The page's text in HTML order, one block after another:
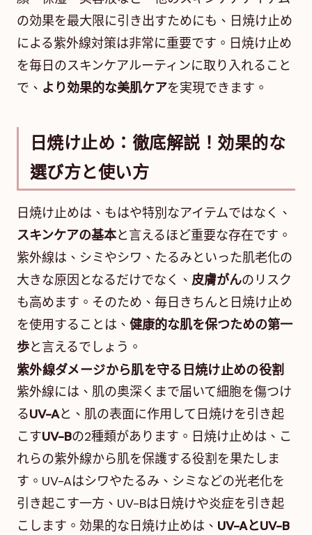
の効果を最大限に引き出すためにも、日焼け止め
による紫外線対策は非常に重要です。日焼け止め
を毎日のスキンケアルーティンに取り入れること
で、 より効果的な美肌ケアを実現できます。
日焼け止め：徹底解説！効果的な
選び方と使い方
日焼け止めは、もはや特別なアイテムではなく、
スキンケアの基本と言えるほど重要な存在です。
紫外線は、シミやシワ、たるみといった肌老化の
大きな原因となるだけでなく、 皮膚がんのリスク
も高めます。そのため、毎日きちんと日焼け止め
を使用することは、 健康的な肌を保つための第一
歩と言えるでしょう。
紫外線ダメージから肌を守る日焼け止めの役割
紫外線には、肌の奥深くまで届いて細胞を傷つけ
るUV-Aと、肌の表面に作用して日焼けを引き起
こすUV-Bの2種類があります。日焼け止めは、こ
れらの紫外線から肌を保護する役割を果たしま
す。UV-Aはシワやたるみ、シミなどの光老化を
引き起こす一方、UV-Bは日焼けや炎症を引き起
こします。効果的な日焼け止めは、 UV-AとUV-B